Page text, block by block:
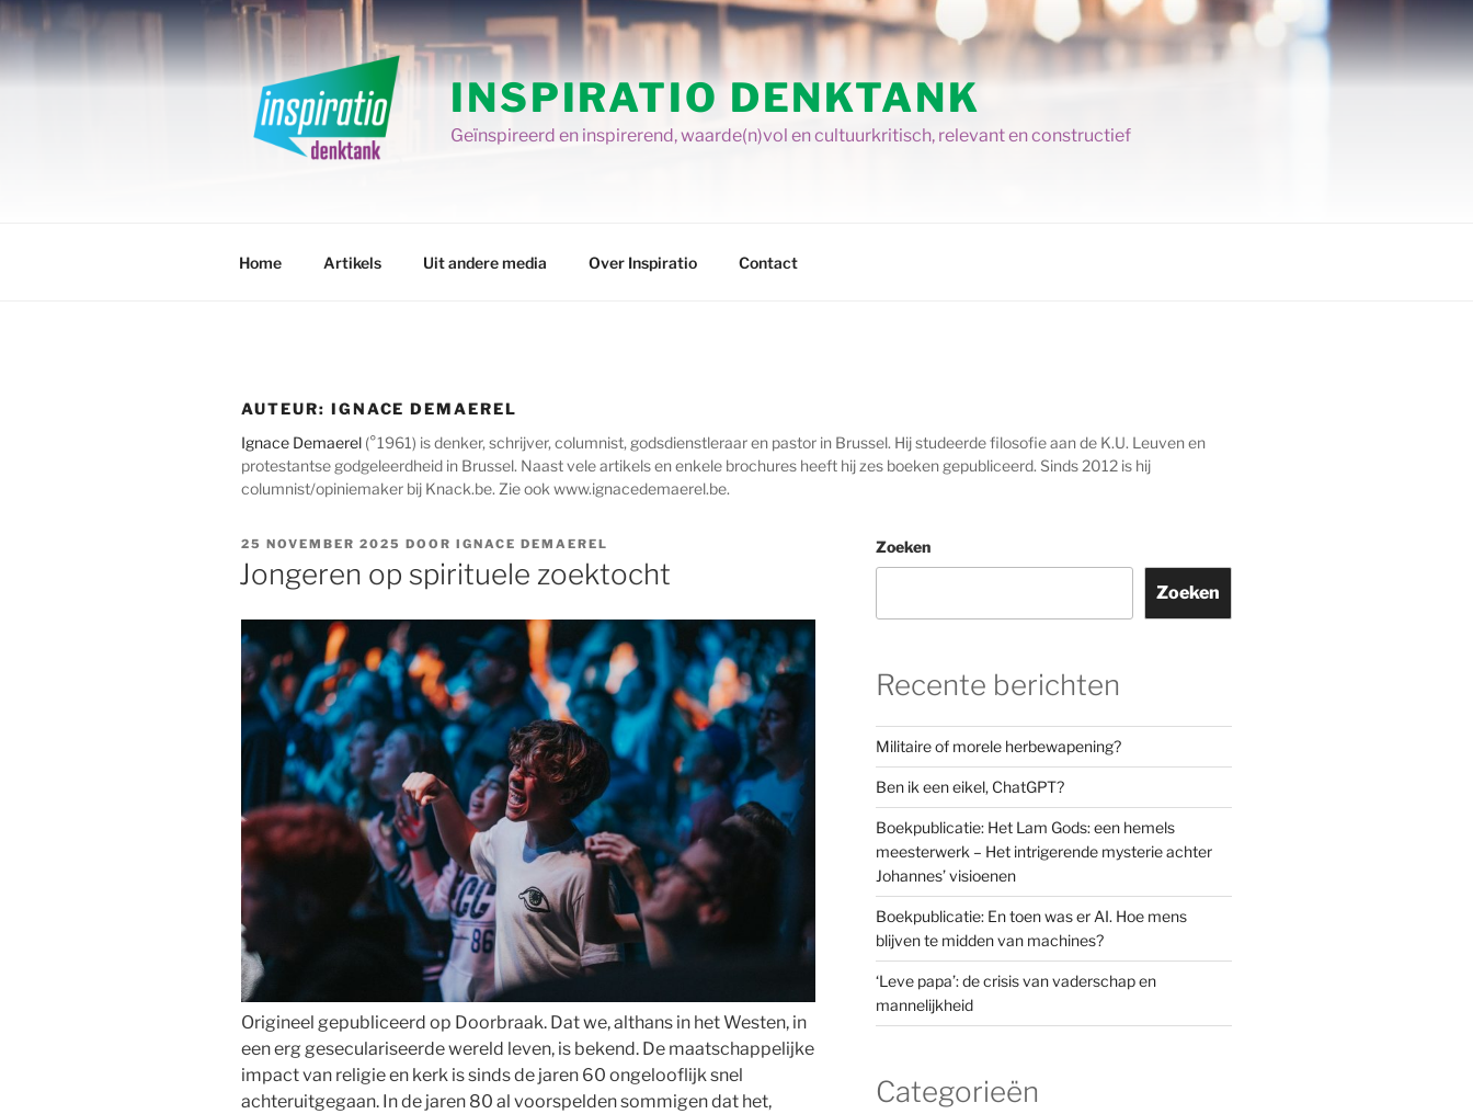
Spring
naar
de
INSPIRATIO DENKTANK
Geïnspireerd en inspirerend, waarde(n)vol en cultuurkritisch, relevant en constructief
Home Artikels Uit andere media Over Inspiratio Contact
AUTEUR: IGNACE DEMAEREL
Ignace Demaerel (°1961) is denker, schrijver, columnist, godsdienstleraar en pastor in Brussel. Hij studeerde filosofie aan de K.U. Leuven en
protestantse godgeleerdheid in Brussel. Naast vele artikels en enkele brochures heeft hij zes boeken gepubliceerd. Sinds 2012 is hij
columnist/opiniemaker bij Knack.be. Zie ook www.ignacedemaerel.be.
GEPLAATST
OP
25 NOVEMBER 2025 DOOR IGNACE DEMAEREL
Jongeren op spirituele zoektocht
Origineel gepubliceerd op Doorbraak. Dat we, althans in het Westen, in
een erg geseculariseerde wereld leven, is bekend. De maatschappelijke
impact van religie en kerk is sinds de jaren 60 ongelooflijk snel
achteruitgegaan. In de jaren 80 al voorspelden sommigen dat het,
Zoeken
Zoeken
Recente berichten
Militaire of morele herbewapening?
Ben ik een eikel, ChatGPT?
Boekpublicatie: Het Lam Gods: een hemels
meesterwerk – Het intrigerende mysterie achter
Johannes’ visioenen
Boekpublicatie: En toen was er AI. Hoe mens
blijven te midden van machines?
‘Leve papa’: de crisis van vaderschap en
mannelijkheid
Categorieën